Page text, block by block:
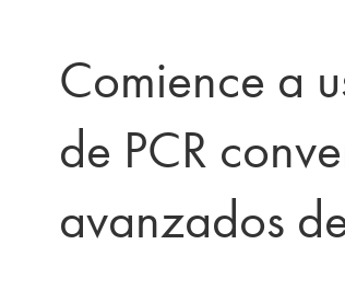
Comience a
de PCR
avanzados